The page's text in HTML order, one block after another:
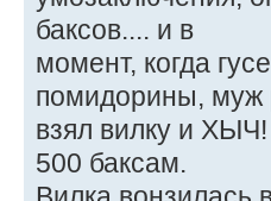
баксов.... и в
момент, когда
помидорины, муж
взял вилку и
500 баксам.